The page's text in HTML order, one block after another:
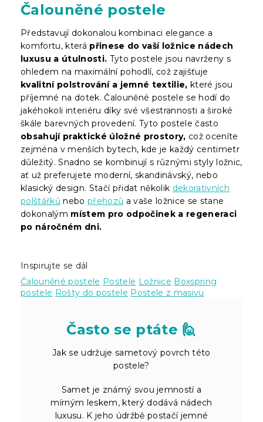
Čalouněné postele
Představují dokonalou kombinaci elegance a
komfortu, která přinese do vaší ložnice nádech
luxusu a útulnosti. Tyto postele jsou navrženy s
ohledem na maximální pohodlí, což zajišťuje
kvalitní polstrování a jemné textilie, které jsou
příjemné na dotek. Čalouněné postele se hodí do
jakéhokoli interiéru díky své všestrannosti a široké
škále barevných provedení. Tyto postele často
obsahují praktické úložné prostory, což oceníte
zejména v menších bytech, kde je každý centimetr
důležitý. Snadno se kombinují s různými styly ložnic,
ať už preferujete moderní, skandinávský, nebo
klasický design. Stačí přidat několik dekorativních
polštářků nebo přehozů a vaše ložnice se stane
dokonalým místem pro odpočinek a regeneraci
po náročném dni.
Inspirujte se dál
Čalouněné postele Postele Ložnice Boxspring
postele Rošty do postele Postele z masivu
Často se ptáte 🙋
Jak se udržuje sametový povrch této
postele?
Samet je známý svou jemností a
mírným leskem, který dodává nádech
luxusu. K jeho údržbě postačí jemné